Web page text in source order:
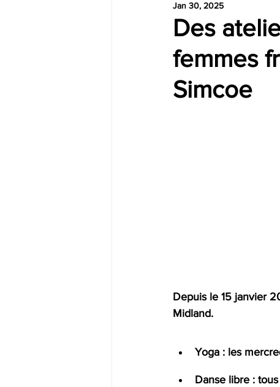
Des
femmes
Simcoe
Jan 30, 2025
Depuis le 15 janvier
Midland.
Yoga : les
Danse libre :